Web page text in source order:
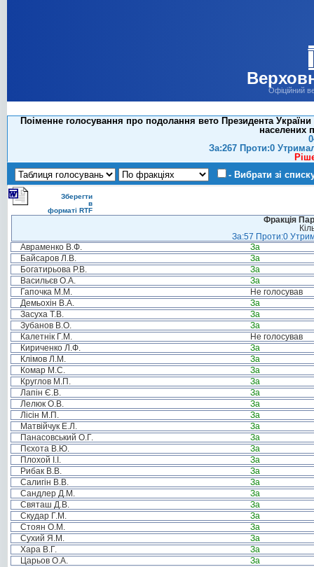
Офіційний
Поіменне голосування про подолання вето Президента
населених
За:267 Проти:0
- Вибрати зі
Зберегти
в
форматі RTF
Фракція
За:57 Проти:0
Авраменко В.Ф.
За
Байсаров Л.В.
За
Богатирьова Р.В.
За
Васильєв О.А.
За
Гапочка М.М.
Не голосував
Демьохін В.А.
За
Засуха Т.В.
За
Зубанов В.О.
За
Калетнік Г.М.
Не голосував
Кириченко Л.Ф.
За
Клімов Л.М.
За
Комар М.С.
За
Круглов М.П.
За
Лапін Є.В.
За
Лелюк О.В.
За
Лісін М.П.
За
Матвійчук Е.Л.
За
Панасовський О.Г.
За
Пєхота В.Ю.
За
Плохой І.І.
За
Рибак В.В.
За
Салигін В.В.
За
Сандлер Д.М.
За
Святаш Д.В.
За
Скудар Г.М.
За
Стоян О.М.
За
Сухий Я.М.
За
Хара В.Г.
За
Царьов О.А.
За